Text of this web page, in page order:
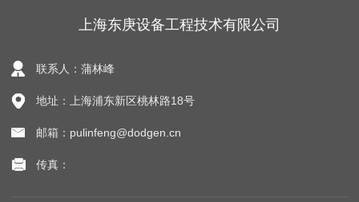
上海东庚设备工程技术有限公司
联系人：蒲林峰
地址：上海浦东新区桃林路18号
邮箱：pulinfeng@dodgen.cn
传真：